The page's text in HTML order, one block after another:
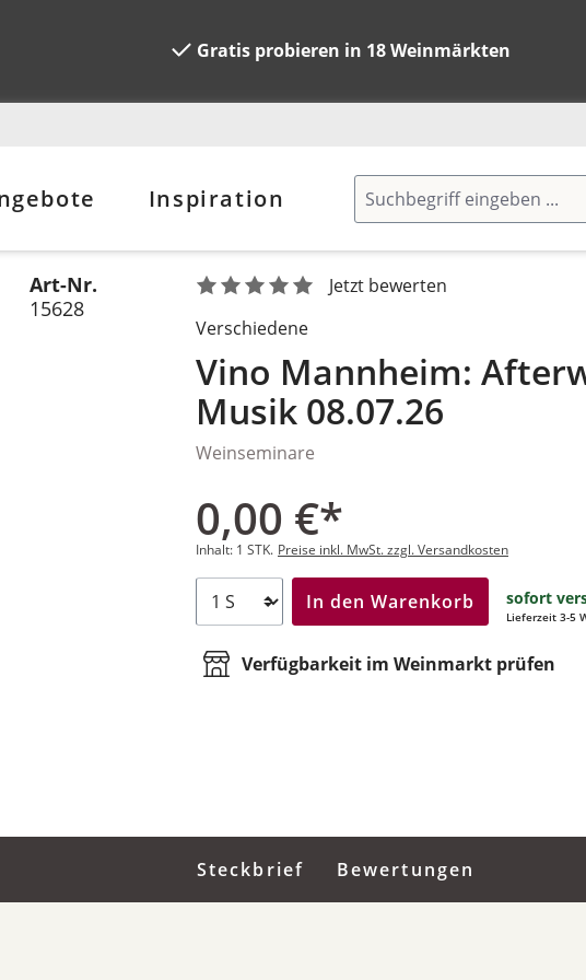
Gratis probieren in 18 Weinmärkten
Inspiration
Art-Nr.
15628
Jetzt bewerten
Verschiedene
Vino Mannheim:
Musik 08.07.26
Weinseminare
0,00 €*
Inhalt: 1 STK. Preise inkl. MwSt. zzgl. Versandkosten
In den Warenkorb sofort
Lieferzeit 3-5
Verfügbarkeit im Weinmarkt prüfen
Steckbrief Bewertungen